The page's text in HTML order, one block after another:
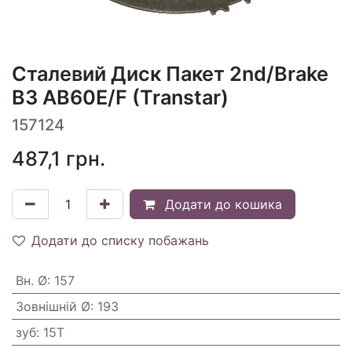
Сталевий Диск Пакет 2nd/Brake
B3 AB60E/F (Transtar)
157124
487,1 грн.
Додати до кошика
Додати до списку побажань
Вн. Ø: 157
Зовнішній Ø: 193
зуб: 15T